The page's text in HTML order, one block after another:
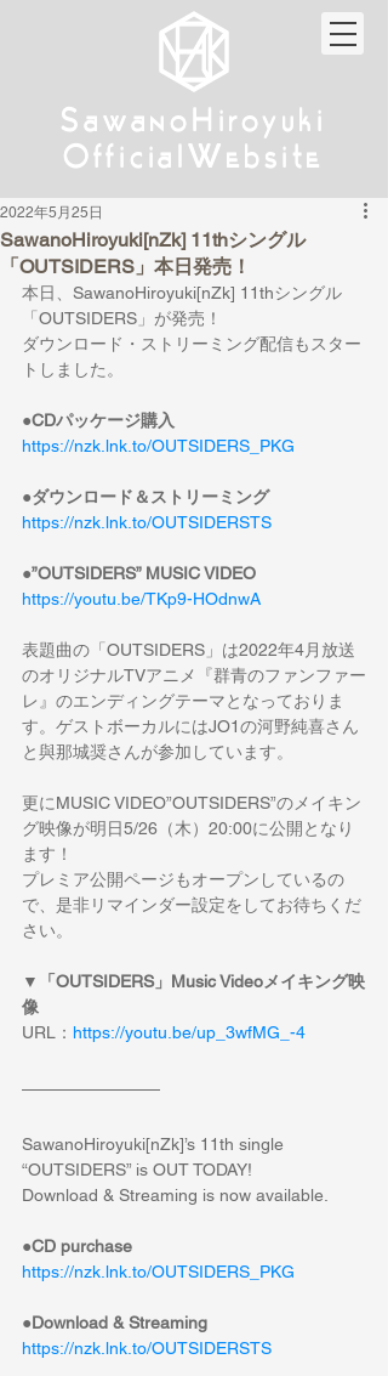
Sa wanoHiroyuki
Official W ebsite
Sa wanoHiroyuki
Official W ebsite
SawanoHiroyuki[nZk] 11thシングル
「OUTSIDERS」本日発売！
2022年5月25日
本日、SawanoHiroyuki[nZk] 11thシングル
「OUTSIDERS」が発売！
ダウンロード・ストリーミング配信もスター
トしました。
●CDパッケージ購入
https://nzk.lnk.to/OUTSIDERS_PKG
●ダウンロード＆ストリーミング
https://nzk.lnk.to/OUTSIDERSTS
●”OUTSIDERS” MUSIC VIDEO
https://youtu.be/TKp9-HOdnwA
表題曲の「OUTSIDERS」は2022年4月放送
のオリジナルTVアニメ『群青のファンファー
レ』のエンディングテーマとなっておりま
す。ゲストボーカルにはJO1の河野純喜さん
と與那城奨さんが参加しています。
更にMUSIC VIDEO”OUTSIDERS”のメイキン
グ映像が明日5/26（木）20:00に公開となり
ます！
プレミア公開ページもオープンしているの
で、是非リマインダー設定をしてお待ちくだ
さい。
▼「OUTSIDERS」Music Videoメイキング映
像
URL： https://youtu.be/up_3wfMG_-4
SawanoHiroyuki[nZk]’s 11th single
“OUTSIDERS” is OUT TODAY!
Download & Streaming is now available.
●CD purchase
https://nzk.lnk.to/OUTSIDERS_PKG
●Download & Streaming
https://nzk.lnk.to/OUTSIDERSTS